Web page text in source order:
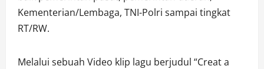
Kementerian/Lembaga, TNI-Polri sampai tingkat
RT/RW.
Melalui sebuah Video klip lagu berjudul “Creat a